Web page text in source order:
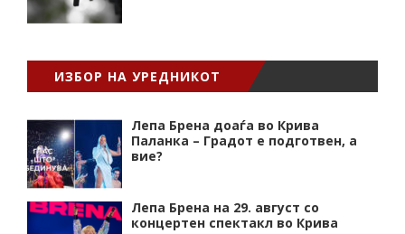
ИЗБОР НА УРЕДНИКОТ
Лепа Брена доаѓа во Крива
Паланка – Градот е подготвен, а
вие?
Лепа Брена на 29. август со
концертен спектакл во Крива